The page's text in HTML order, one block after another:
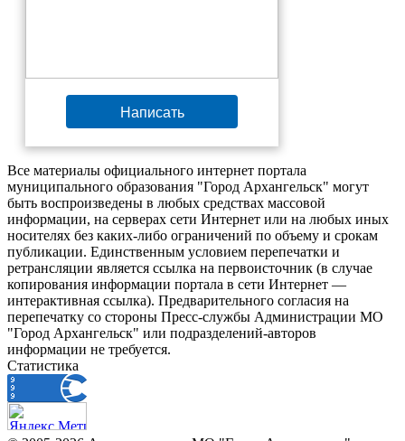
Написать
Все материалы официального интернет портала
муниципального образования "Город Архангельск" могут
быть воспроизведены в любых средствах массовой
информации, на серверах сети Интернет или на любых иных
носителях без каких-либо ограничений по объему и срокам
публикации. Единственным условием перепечатки и
ретрансляции является ссылка на первоисточник (в случае
копирования информации портала в сети Интернет —
интерактивная ссылка). Предварительного согласия на
перепечатку со стороны Пресс-службы Администрации МО
"Город Архангельск" или подразделений-авторов
информации не требуется.
Статистика